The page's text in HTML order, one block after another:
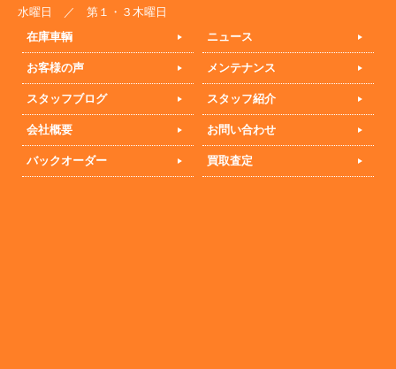
水曜日 ／ 第１・３木曜日
在庫車輌
ニュース
お客様の声 メンテナンス
スタッフブログ スタッフ紹介
会社概要 お問い合わせ
バックオーダー 買取査定